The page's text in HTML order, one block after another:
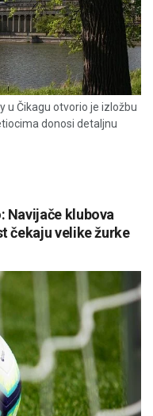
u Čikagu otvorio je izložbu
donosi detaljnu
Navijače klubova
čekaju velike žurke